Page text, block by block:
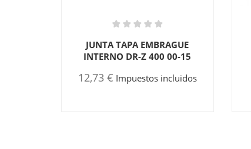
JUNTA TAPA EMBRAGUE
INTERNO DR-Z 400 00-15
12,73 € Impuestos incluidos